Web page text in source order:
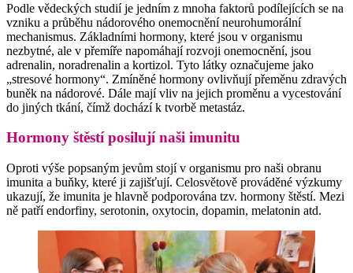
Podle vědeckých studií je jedním z mnoha faktorů podílejících se na
vzniku a průběhu nádorového onemocnění neurohumorální
mechanismus. Základními hormony, které jsou v organismu
nezbytné, ale v přemíře napomáhají rozvoji onemocnění, jsou
adrenalin, noradrenalin a kortizol. Tyto látky označujeme jako
„stresové hormony“. Zmíněné hormony ovlivňují přeměnu zdravých
buněk na nádorové. Dále mají vliv na jejich proměnu a vycestování
do jiných tkání, čímž dochází k tvorbě metastáz.
Hormony štěstí posilují naši imunitu
Oproti výše popsaným jevům stojí v organismu pro naši obranu
imunita a buňky, které ji zajišťují. Celosvětově prováděné výzkumy
ukazují, že imunita je hlavně podporována tzv. hormony štěstí. Mezi
ně patří endorfiny, serotonin, oxytocin, dopamin, melatonin atd.